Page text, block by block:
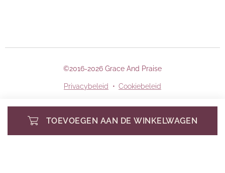
TOEVOEGEN AAN DE WINKELWAGEN
©2016-2026 Grace And Praise
Privacybeleid Cookiebeleid